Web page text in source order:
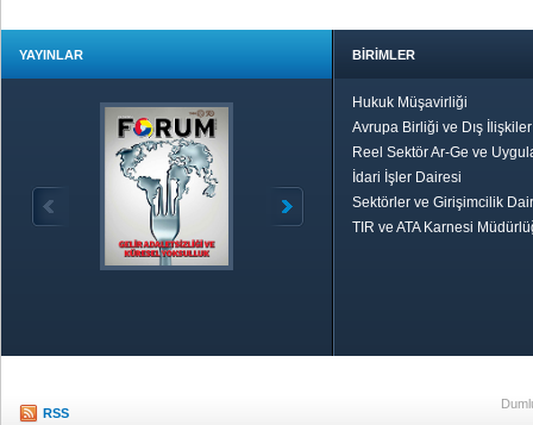
YAYINLAR BİRİMLER
Hukuk Müşavirliği
Avrupa Birliği ve Dış
Reel Sektör Ar-Ge ve
İdari İşler Dairesi
Sektörler ve Girişimcilik
TIR ve ATA Karnesi
RSS